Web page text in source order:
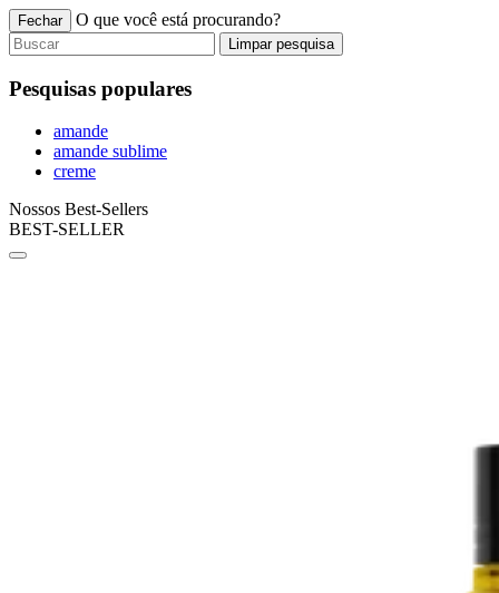
Fechar O que você está procurando?
Limpar pesquisa
Pesquisas populares
amande
amande sublime
creme
Nossos Best-Sellers
BEST-SELLER